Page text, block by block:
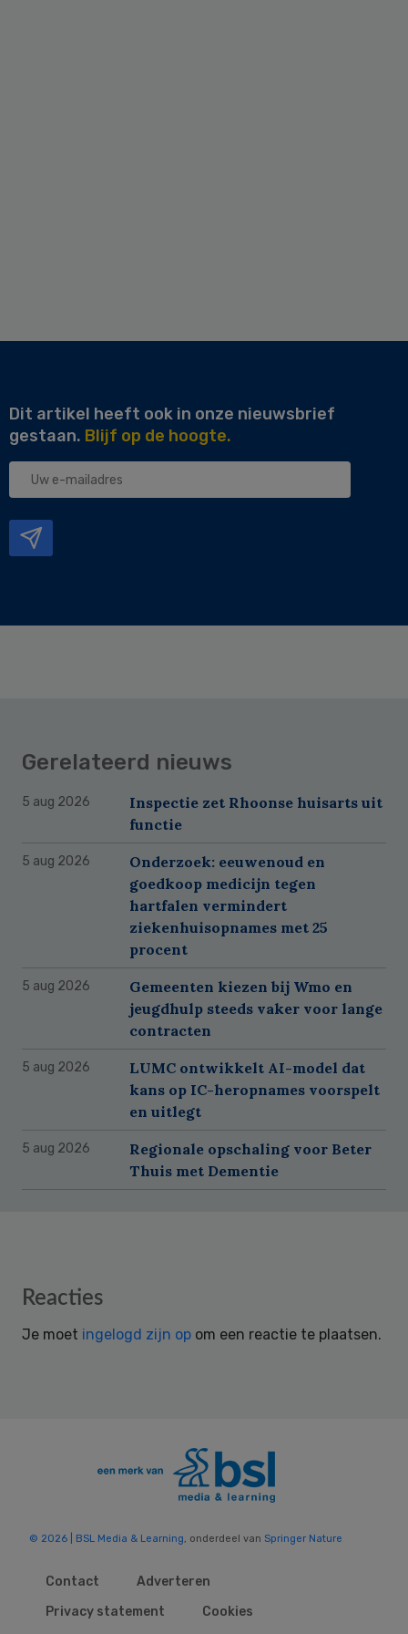
Dit artikel heeft ook in onze nieuwsbrief
gestaan. Blijf op de hoogte.
Uw
Gerelateerd nieuws
5 aug 2026
Inspectie zet Rhoonse huisarts uit
functie
5 aug 2026
Onderzoek: eeuwenoud en
goedkoop medicijn tegen
hartfalen vermindert
ziekenhuisopnames met 25
procent
5 aug 2026
Gemeenten kiezen bij Wmo en
jeugdhulp steeds vaker voor lange
contracten
5 aug 2026
LUMC ontwikkelt AI-model dat
kans op IC-heropnames voorspelt
en uitlegt
5 aug 2026
Regionale opschaling voor Beter
Thuis met Dementie
Reader
Reacties
Je moet ingelogd zijn op om een reactie te plaatsen.
© 2026 | BSL Media & Learning, onderdeel van Springer Nature
Contact
Adverteren
Privacy statement
Cookies